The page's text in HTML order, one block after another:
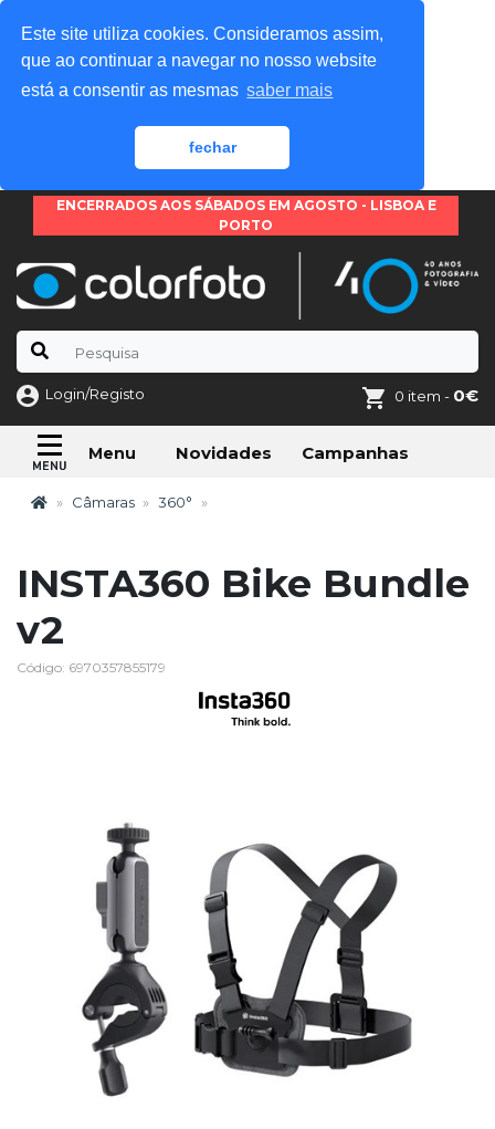
Este site utiliza cookies. Consideramos assim,
que ao continuar a navegar no nosso website
está a consentir as mesmas saber mais
fechar
ENCERRADOS AOS SÁBADOS EM AGOSTO - LISBOA E
PORTO
Login/Registo 0 item - 0€
Menu Novidades Campanhas
Câmaras 360°
INSTA360 Bike Bundle
v2
Código: 6970357855179